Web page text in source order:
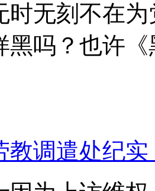
时无刻不在
黑吗？也许
调遣处纪实